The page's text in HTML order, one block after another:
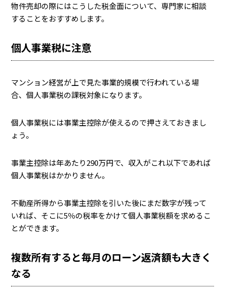
物件売却の際にはこうした税金面について、専門家に相談
することをおすすめします。
個人事業税に注意
マンション経営が上で見た事業的規模で行われている場
合、個人事業税の課税対象になります。
個人事業税には事業主控除が使えるので押さえておきまし
ょう。
事業主控除は年あたり290万円で、収入がこれ以下であれば
個人事業税はかかりません。
不動産所得から事業主控除を引いた後にまだ数字が残って
いれば、そこに5％の税率をかけて個人事業税額を求めるこ
とができます。
複数所有すると毎月のローン返済額も大きく
なる